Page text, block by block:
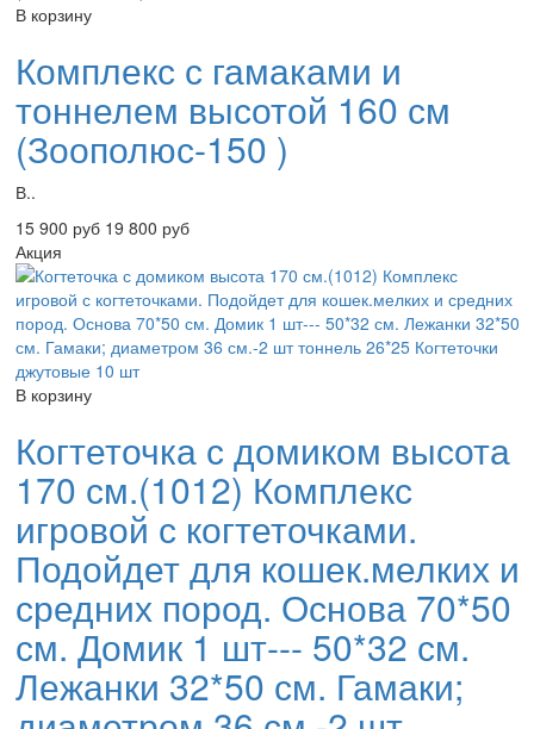
В корзину
Комплекс с гамаками и
тоннелем высотой 160 см
(Зоополюс-150 )
В..
15 900 руб 19 800 руб
Акция
В корзину
Когтеточка с домиком высота
170 см.(1012) Комплекс
игровой с когтеточками.
Подойдет для кошек.мелких и
средних пород. Основа 70*50
см. Домик 1 шт--- 50*32 см.
Лежанки 32*50 см. Гамаки;